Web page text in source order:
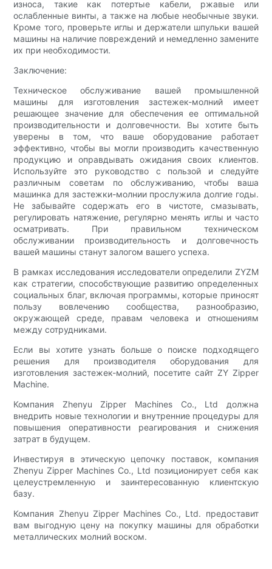
износа, такие как потертые кабели, ржавые или
ослабленные винты, а также на любые необычные звуки.
Кроме того, проверьте иглы и держатели шпульки вашей
машины на наличие повреждений и немедленно замените
их при необходимости.
Заключение:
Техническое обслуживание вашей промышленной
машины для изготовления застежек-молний имеет
решающее значение для обеспечения ее оптимальной
производительности и долговечности. Вы хотите быть
уверены в том, что ваше оборудование работает
эффективно, чтобы вы могли производить качественную
продукцию и оправдывать ожидания своих клиентов.
Используйте это руководство с пользой и следуйте
различным советам по обслуживанию, чтобы ваша
машинка для застежки-молнии прослужила долгие годы.
Не забывайте содержать его в чистоте, смазывать,
регулировать натяжение, регулярно менять иглы и часто
осматривать. При правильном техническом
обслуживании производительность и долговечность
вашей машины станут залогом вашего успеха.
В рамках исследования исследователи определили ZYZM
как стратегии, способствующие развитию определенных
социальных благ, включая программы, которые приносят
пользу вовлечению сообщества, разнообразию,
окружающей среде, правам человека и отношениям
между сотрудниками.
Если вы хотите узнать больше о поиске подходящего
решения для производителя оборудования для
изготовления застежек-молний, посетите сайт ZY Zipper
Machine.
Компания Zhenyu Zipper Machines Co., Ltd должна
внедрить новые технологии и внутренние процедуры для
повышения оперативности реагирования и снижения
затрат в будущем.
Инвестируя в этическую цепочку поставок, компания
Zhenyu Zipper Machines Co., Ltd позиционирует себя как
целеустремленную и заинтересованную клиентскую
базу.
Компания Zhenyu Zipper Machines Co., Ltd. предоставит
вам выгодную цену на покупку машины для обработки
металлических молний воском.